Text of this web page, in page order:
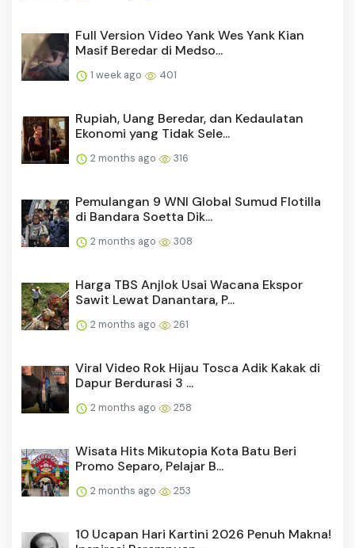
Full Version Video Yank Wes Yank Kian
Masif Beredar di Medso...
1 week ago 401
Rupiah, Uang Beredar, dan Kedaulatan
Ekonomi yang Tidak Sele...
2 months ago 316
Pemulangan 9 WNI Global Sumud Flotilla
di Bandara Soetta Dik...
2 months ago 308
Harga TBS Anjlok Usai Wacana Ekspor
Sawit Lewat Danantara, P...
2 months ago 261
Viral Video Rok Hijau Tosca Adik Kakak di
Dapur Berdurasi 3 ...
2 months ago 258
Wisata Hits Mikutopia Kota Batu Beri
Promo Separo, Pelajar B...
2 months ago 253
10 Ucapan Hari Kartini 2026 Penuh Makna!